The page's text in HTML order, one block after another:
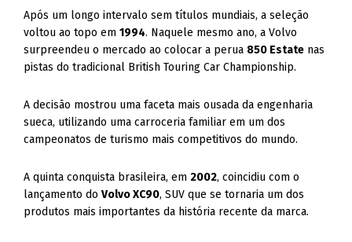
Após um longo intervalo sem títulos mundiais, a seleção
voltou ao topo em1994. Naquele mesmo ano, a Volvo
surpreendeu o mercado ao colocar a perua 850 Estate nas
pistas do tradicional British Touring Car Championship.
A decisão mostrou uma faceta mais ousada da engenharia
sueca, utilizando uma carroceria familiar em um dos
campeonatos de turismo mais competitivos do mundo.
A quinta conquista brasileira, em2002, coincidiu com o
lançamento doVolvo XC90, SUV que se tornaria um dos
produtos mais importantes da história recente da marca.